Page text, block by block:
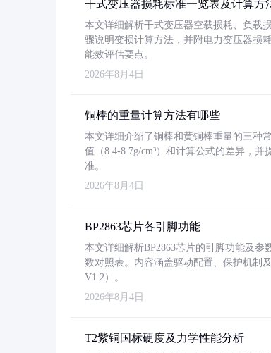
干式变压器损耗标准一览表及计算方
本文详细解析干式变压器空载损耗、负载
骤说明变损计算方法，并附电力变压器损
能效评估要点。
2026年8月4日
铜棒的重量计算方法有哪些
本文详细介绍了铜棒和黄铜棒重量的三种
值（8.4-8.7g/cm³）和计算公式的差异，
准。
2026年8月4日
BP2863芯片各引脚功能
本文详细解析BP2863芯片的引脚功能及
数对照表。内容涵盖驱动配置、保护机制
V1.2）。
2026年8月4日
T2紫铜国标硬度及力学性能分析